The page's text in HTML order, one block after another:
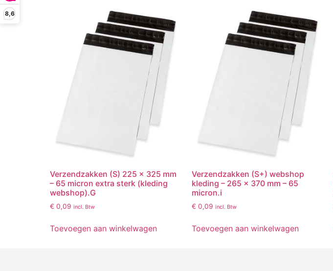
8,6
Verzendzakken (S) 225 x 325 mm
– 65 micron extra sterk (kleding
webshop).G
€ 0,09 incl. Btw
Toevoegen aan winkelwagen
Verzendzakken (S+) webshop
kleding – 265 x 370 mm – 65
micron.i
€ 0,09 incl. Btw
Toevoegen aan winkelwagen